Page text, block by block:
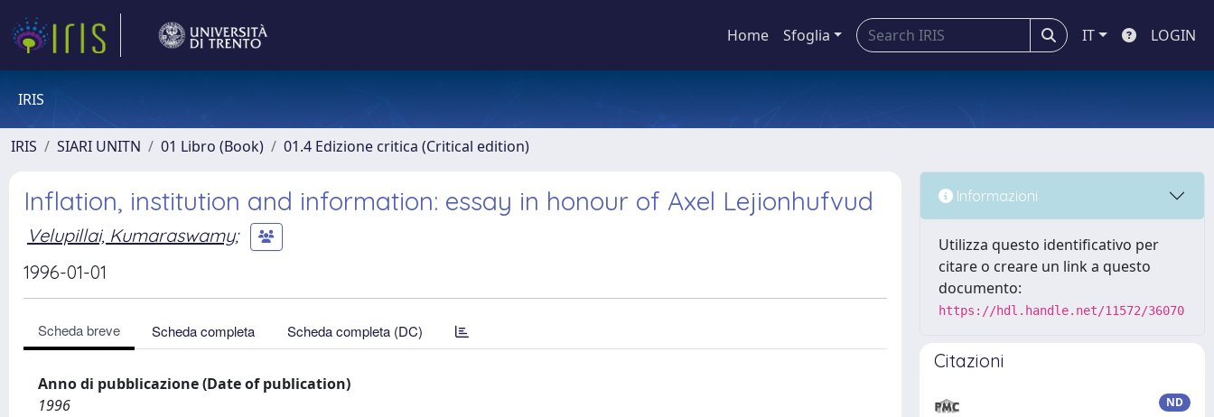
Home Sfoglia IT LOGIN
IRIS
IRIS SIARI UNITN 01 Libro (Book) 01.4 Edizione critica (Critical edition)
Inflation, institution and information: essay in honour of Axel Lejionhufvud
Velupillai, Kumaraswamy;
1996-01-01
Scheda breve Scheda completa Scheda completa (DC)
Anno di pubblicazione (Date of publication)
1996
Informazioni
Utilizza questo identificativo per
citare o creare un link a questo
documento:
https://hdl.handle.net/11572/36070
Citazioni
ND